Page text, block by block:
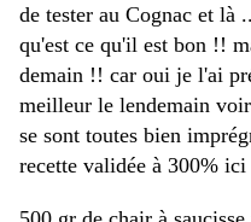
de tester au Cognac et
qu'est ce qu'il est bon !!
demain !! car oui je l'ai
meilleur le lendemain
se sont toutes bien
recette validée à 300% ici